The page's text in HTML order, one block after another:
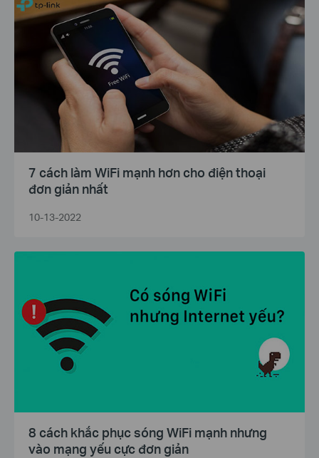
7 cách làm WiFi mạnh hơn cho điện thoại
đơn giản nhất
10-13-2022
8 cách khắc phục sóng WiFi mạnh nhưng
vào mạng yếu cực đơn giản